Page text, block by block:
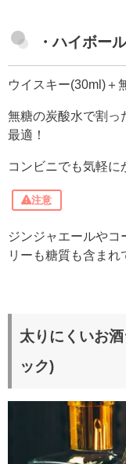
・ハイボー
ウイスキー(30ml)＋
無糖の炭酸水で割っ
最適！
コンビニでも気軽に
注意
ジンジャエールやコ
リーも糖質も含まれ
太りにくいお
ック)